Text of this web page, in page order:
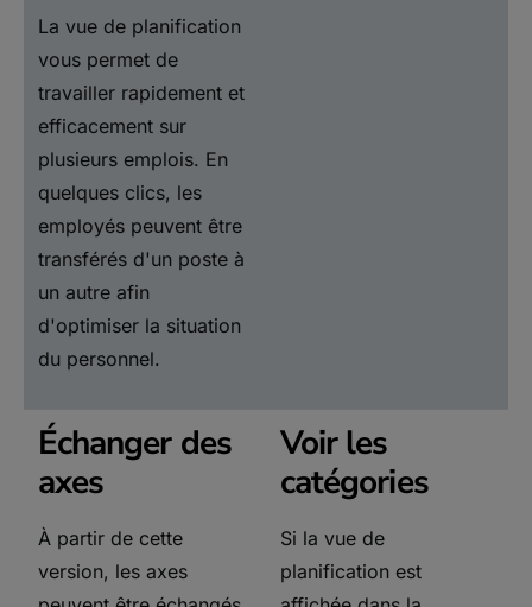
La vue de planification
vous permet de
travailler rapidement et
efficacement sur
plusieurs emplois. En
quelques clics, les
employés peuvent être
transférés d'un poste à
un autre afin
d'optimiser la situation
du personnel.
Échanger des
axes
À partir de cette
version, les axes
Voir les
catégories
Si la vue de
planification est